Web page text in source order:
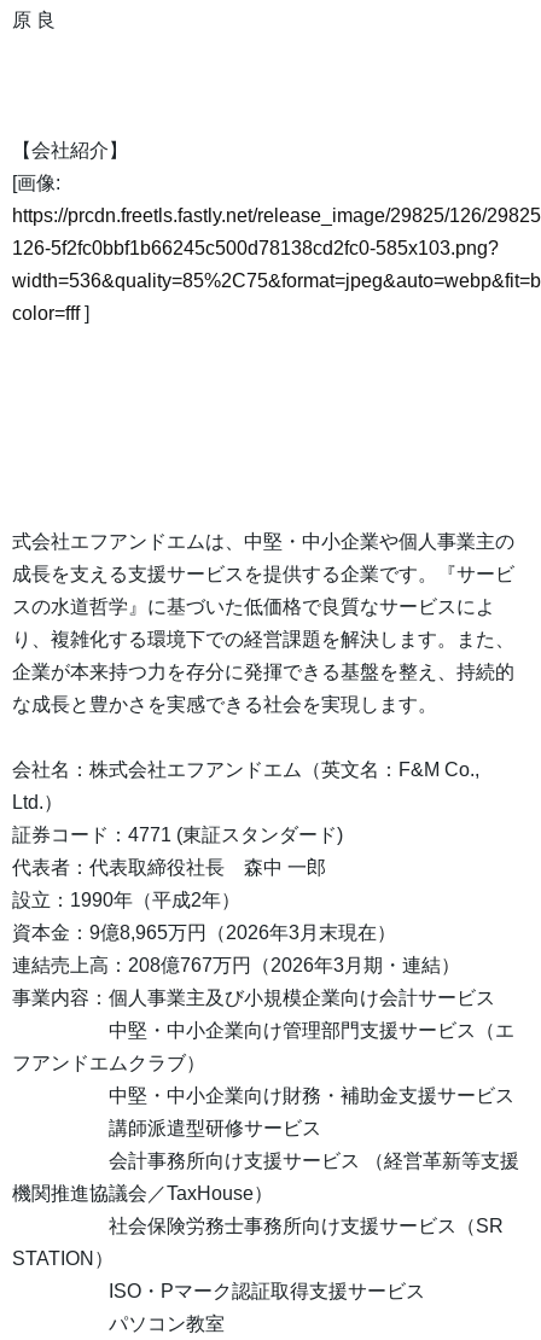
原 良
【会社紹介】
[画像:
https://prcdn.freetls.fastly.net/release_image/29825/126/
126-5f2fc0bbf1b66245c500d78138cd2fc0-585x103.png?
color=fff]
式会社エフアンドエムは、中堅・中小企業や個人事業主の
成長を支える支援サービスを提供する企業です。『サービ
スの水道哲学』に基づいた低価格で良質なサービスによ
り、複雑化する環境下での経営課題を解決します。また、
企業が本来持つ力を存分に発揮できる基盤を整え、持続的
な成長と豊かさを実感できる社会を実現します。
会社名：株式会社エフアンドエム（英文名：F&M Co.,
Ltd.）
証券コード：4771 (東証スタンダード)
代表者：代表取締役社長 森中 一郎
設立：1990年（平成2年）
資本金：9億8,965万円（2026年3月末現在）
連結売上高：208億767万円（2026年3月期・連結）
事業内容：個人事業主及び小規模企業向け会計サービス
中堅・中小企業向け管理部門支援サービス（エ
フアンドエムクラブ）
中堅・中小企業向け財務・補助金支援サービス
講師派遣型研修サービス
会計事務所向け支援サービス （経営革新等支援
機関推進協議会／TaxHouse）
社会保険労務士事務所向け支援サービス（SR
STATION）
ISO・Pマーク認証取得支援サービス
パソコン教室